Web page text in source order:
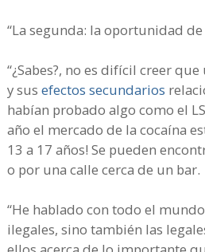
“La segunda: la oportunidad
“¿Sabes?, no es difícil creer
y susefectos secundarios
habían probado algo como el
año el mercado de la cocaína
13 a 17 años! Se pueden
o por una calle cerca de un bar.
“He hablado con todo el
ilegales, sino también las